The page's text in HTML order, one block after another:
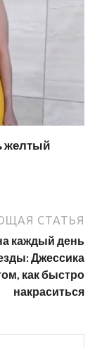
желтый
СТАТЬЯ
каждый день
Джессика
как быстро
накраситься